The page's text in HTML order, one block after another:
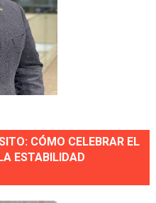
CÓMO CELEBRAR EL
ESTABILIDAD